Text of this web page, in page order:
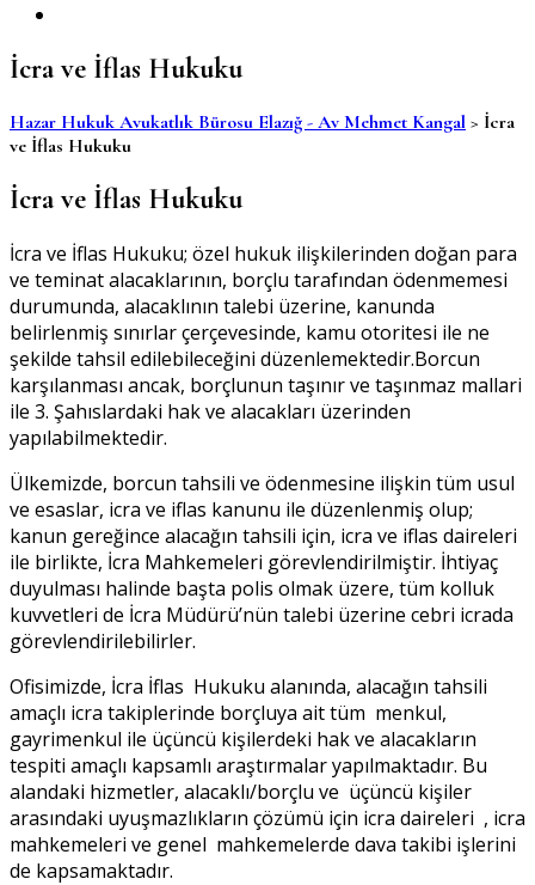
İcra ve İflas Hukuku
Hazar Hukuk Avukatlık Bürosu Elazığ - Av Mehmet Kangal > İcra
ve İflas Hukuku
İcra ve İflas Hukuku
İcra ve İflas Hukuku; özel hukuk ilişkilerinden doğan para
ve teminat alacaklarının, borçlu tarafından ödenmemesi
durumunda, alacaklının talebi üzerine, kanunda
belirlenmiş sınırlar çerçevesinde, kamu otoritesi ile ne
şekilde tahsil edilebileceğini düzenlemektedir.Borcun
karşılanması ancak, borçlunun taşınır ve taşınmaz mallari
ile 3. Şahıslardaki hak ve alacakları üzerinden
yapılabilmektedir.
Ülkemizde, borcun tahsili ve ödenmesine ilişkin tüm usul
ve esaslar, icra ve iflas kanunu ile düzenlenmiş olup;
kanun gereğince alacağın tahsili için, icra ve iflas daireleri
ile birlikte, İcra Mahkemeleri görevlendirilmiştir. İhtiyaç
duyulması halinde başta polis olmak üzere, tüm kolluk
kuvvetleri de İcra Müdürü’nün talebi üzerine cebri icrada
görevlendirilebilirler.
Ofisimizde, İcra İflas Hukuku alanında, alacağın tahsili
amaçlı icra takiplerinde borçluya ait tüm menkul,
gayrimenkul ile üçüncü kişilerdeki hak ve alacakların
tespiti amaçlı kapsamlı araştırmalar yapılmaktadır. Bu
alandaki hizmetler, alacaklı/borçlu ve üçüncü kişiler
arasındaki uyuşmazlıkların çözümü için icra daireleri , icra
mahkemeleri ve genel mahkemelerde dava takibi işlerini
de kapsamaktadır.